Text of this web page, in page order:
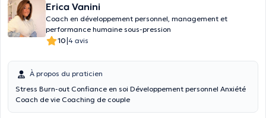
Erica Vanini
Coach en développement personnel, management et
performance humaine sous-pression
10|4 avis
À propos du praticien
Stress Burn-out Confiance en soi Développement personnel Anxiété
Coach de vie Coaching de couple